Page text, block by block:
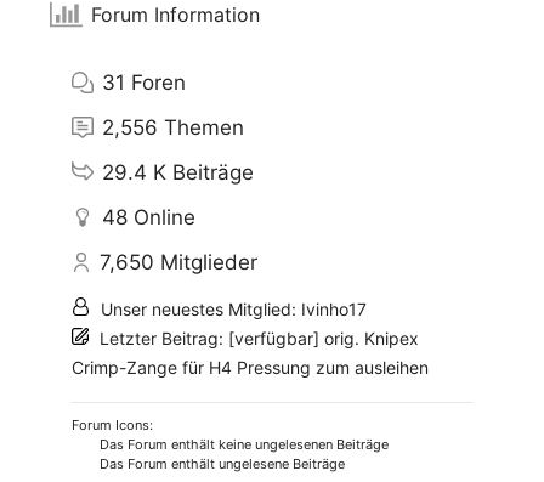
Forum Information
31 Foren
2,556 Themen
29.4 K Beiträge
48 Online
7,650 Mitglieder
Unser neuestes Mitglied: Ivinho17
Letzter Beitrag: [verfügbar] orig. Knipex
Crimp-Zange für H4 Pressung zum ausleihen
Forum Icons:
Das Forum enthält keine ungelesenen Beiträge
Das Forum enthält ungelesene Beiträge